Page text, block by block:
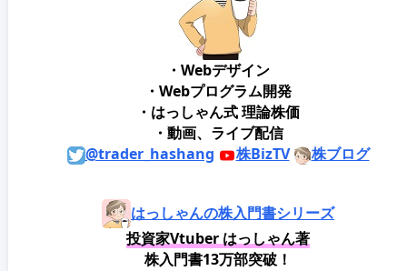
・Webデザイン
・Webプログラム開発
・はっしゃん式 理論株価
・動画、ライブ配信
@trader_hashang
株BizTV 株ブログ
はっしゃんの株入門書シリーズ
投資家Vtuber はっしゃん著
株入門書13万部突破！